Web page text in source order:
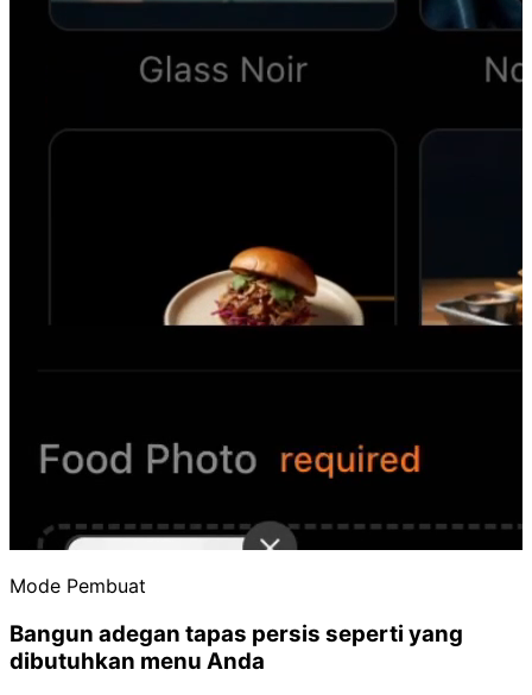
Mode Pembuat
Bangun adegan tapas persis seperti yang
dibutuhkan menu Anda